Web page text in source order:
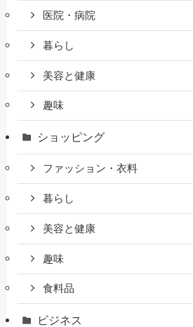
医院・病院
暮らし
美容と健康
趣味
ショッピング
ファッション・衣料
暮らし
美容と健康
趣味
食料品
ビジネス